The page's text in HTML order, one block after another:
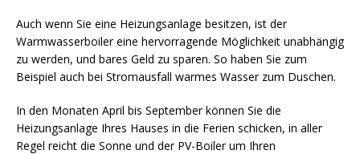
Auch wenn Sie eine Heizungsanlage besitzen, ist der
Warmwasserboiler eine hervorragende Möglichkeit unabhängig
zu werden, und bares Geld zu sparen. So haben Sie zum
Beispiel auch bei Stromausfall warmes Wasser zum Duschen.
In den Monaten April bis September können Sie die
Heizungsanlage Ihres Hauses in die Ferien schicken, in aller
Regel reicht die Sonne und der PV-Boiler um Ihren